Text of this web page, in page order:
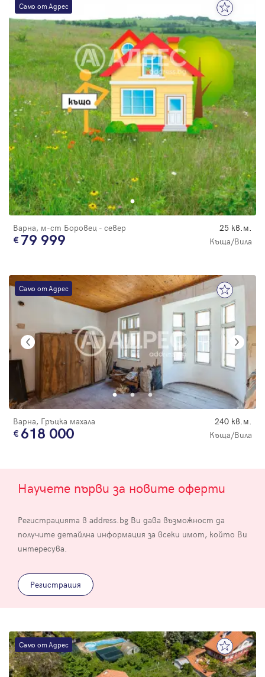
Само от Адрес
Варна, м-ст Боровец - север 25 кв.м.
79 999 Къща/Вила
Само от Адрес
Варна, Гръцка махала 240 кв.м.
618 000 Къща/Вила
Научете първи за новите оферти
Регистрацията в address.bg Ви дава възможност да
получите детайлна информация за всеки имот, който Ви
интересува.
Регистрация
Само от Адрес